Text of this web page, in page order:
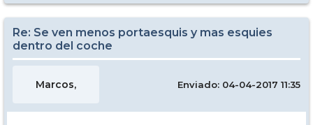
Re: Se ven menos portaesquis y mas esquies
dentro del coche
Marcos, Enviado: 04-04-2017 11:35